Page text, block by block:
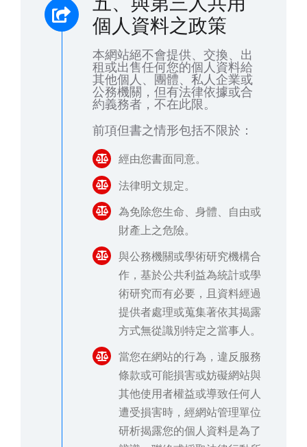
個人資料之政策
本網站絕不會提供、交換、出
租或出售任何您的個人資料給
其他個人、團體、私人企業或
公務機關，但有法律依據或合
約義務者，不在此限。
前項但書之情形包括不限於：
經由您書面同意。
法律明文規定。
為免除您生命、身體、自由或
財產上之危險。
與公務機關或學術研究機構合
作，基於公共利益為統計或學
術研究而有必要，且資料經過
提供者處理或蒐集著依其揭露
方式無從識別特定之當事人。
當您在網站的行為，違反服務
條款或可能損害或妨礙網站與
其他使用者權益或導致任何人
遭受損害時，經網站管理單位
研析揭露您的個人資料是為了